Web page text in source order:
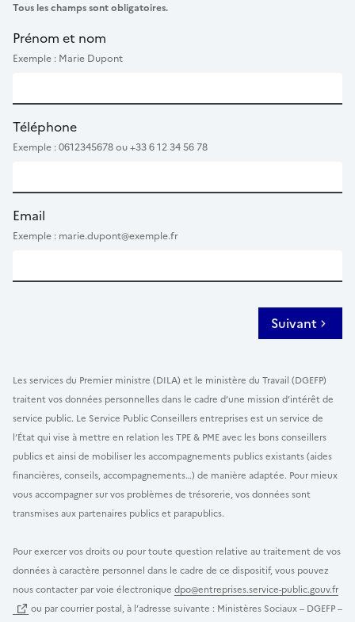
Tous les champs sont obligatoires.
Prénom et nom
Exemple : Marie Dupont
Téléphone
Exemple : 0612345678 ou +33 6 12 34 56 78
Email
Exemple : marie.dupont@exemple.fr
Suivant
Les services du Premier ministre (DILA) et le ministère du Travail (DGEFP)
traitent vos données personnelles dans le cadre d’une mission d’intérêt de
service public. Le Service Public Conseillers entreprises est un service de
l’État qui vise à mettre en relation les TPE & PME avec les bons conseillers
publics et ainsi de mobiliser les accompagnements publics existants (aides
financières, conseils, accompagnements…) de manière adaptée. Pour mieux
vous accompagner sur vos problèmes de trésorerie, vos données sont
transmises aux partenaires publics et parapublics.
Pour exercer vos droits ou pour toute question relative au traitement de vos
données à caractère personnel dans le cadre de ce dispositif, vous pouvez
nous contacter par voie électronique dpo@entreprises.service-public.gouv.fr
ou par courrier postal, à l’adresse suivante : Ministères Sociaux – DGEFP –